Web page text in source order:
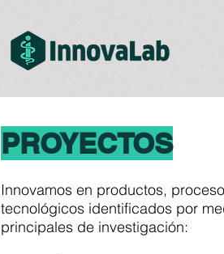
PROYECTOS
Innovamos en productos,
tecnológicos identificados por
principales de investigación: